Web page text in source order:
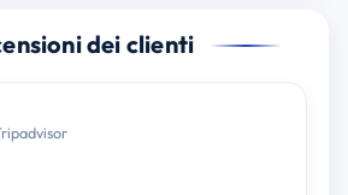
dei clienti